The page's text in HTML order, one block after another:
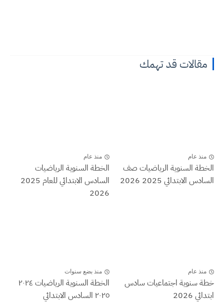
مقالات قد تهمك
منذ عام
الخطة السنوية الرياضيات صف
السادس الابتدائي 2025 2026
منذ عام
الخطة السنوية الرياضيات
السادس الابتدائي للعام 2025
2026
منذ عام
خطة سنوية اجتماعيات سادس
ابتدائي 2026
منذ بضع سنوات
الخطة السنوية الرياضيات ٢٠٢٤
٢٠٢٥ السادس الابتدائي